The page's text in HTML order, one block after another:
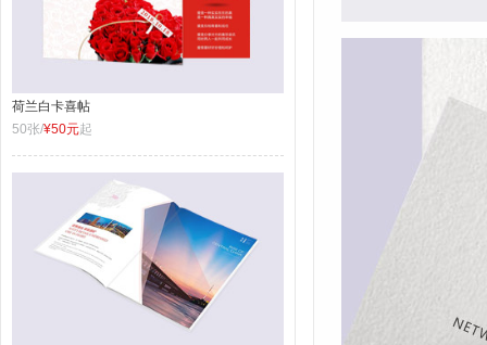
荷兰白卡喜帖
50张/¥50元起